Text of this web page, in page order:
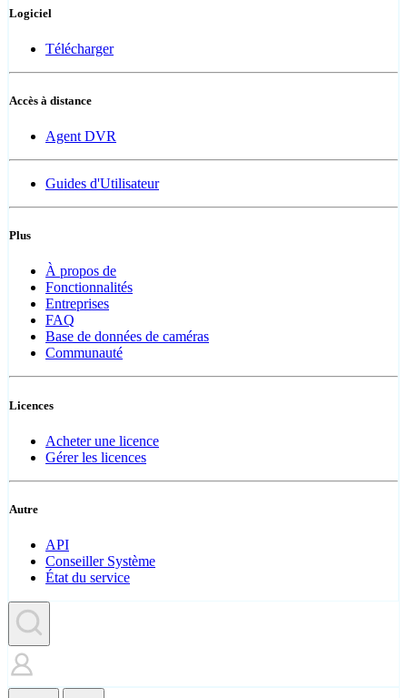
Logiciel
Télécharger
Accès à distance
Agent DVR
Guides d'Utilisateur
Plus
À propos de
Fonctionnalités
Entreprises
FAQ
Base de données de caméras
Communauté
Licences
Acheter une licence
Gérer les licences
Autre
API
Conseiller Système
État du service